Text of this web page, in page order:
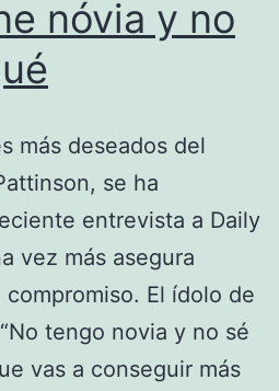
nóvia y no
más deseados del
se ha
entrevista a Daily
vez más asegura
El ídolo de
tengo novia y no sé
vas a conseguir más